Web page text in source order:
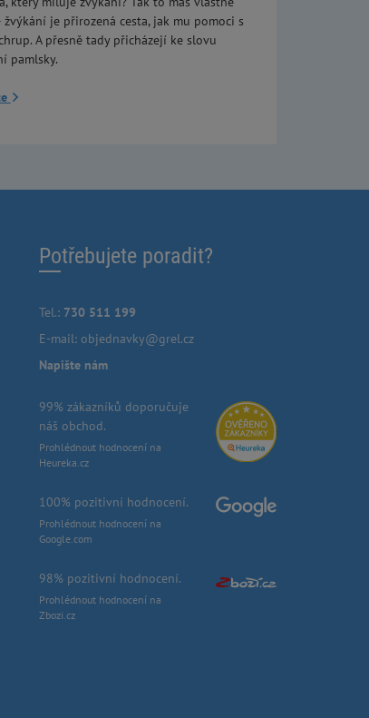
žvýkání je přirozená cesta, jak mu pomoci s
A přesně tady přicházejí ke slovu
pamlsky.
Potřebujete poradit?
Tel.: 730 511 199
E-mail: objednavky@grel.cz
Napište nám
99% zákazníků doporučuje
náš obchod.
Prohlédnout hodnocení na
Heureka.cz
100% pozitivní hodnocení.
Prohlédnout hodnocení na
Google.com
98% pozitivní hodnocení.
Prohlédnout hodnocení na
Zbozi.cz